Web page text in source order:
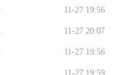
11-27 19:56
11-27 20:07
11-27 19:56
11-27 19:59